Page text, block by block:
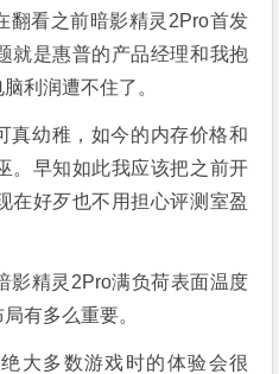
翻看之前暗影精灵2Pro首发
就是惠普的产品经理和我抱
利润遭不住了。
真幼稚，如今的内存价格和
。早知如此我应该把之前开
在好歹也不用担心评测室盈
影精灵2Pro满负荷表面温度
有多么重要。
大多数游戏时的体验会很